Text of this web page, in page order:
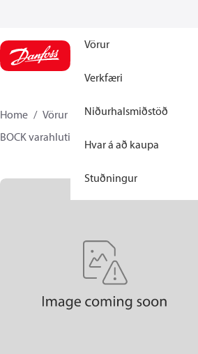
Vörur
Verkfæri
Niðurhalsmiðstöð
Hvar á að kaupa
Stuðningur
Home Vörur Climate Solutions hitakerfi
BOCK varahlutir og fylgihlutir